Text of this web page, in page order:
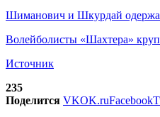
Шиманович и Шкурдай
Волейболисты «Шахтера»
Источник
235
Поделится VKOK.ruFacebook